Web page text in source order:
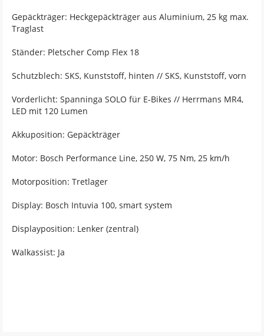
Gepäckträger: Heckgepäckträger aus Aluminium, 25 kg max.
Traglast
Ständer: Pletscher Comp Flex 18
Schutzblech: SKS, Kunststoff, hinten // SKS, Kunststoff, vorn
Vorderlicht: Spanninga SOLO für E-Bikes // Herrmans MR4,
LED mit 120 Lumen
Akkuposition: Gepäckträger
Motor: Bosch Performance Line, 250 W, 75 Nm, 25 km/h
Motorposition: Tretlager
Display: Bosch Intuvia 100, smart system
Displayposition: Lenker (zentral)
Walkassist: Ja